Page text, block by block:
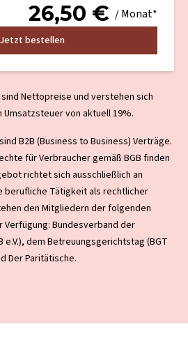
26,50 € / Monat*
Jetzt bestellen
Nettopreise und verstehen sich
von aktuell 19%.
B2B (Business to Business) Verträge.
für Verbraucher gemäß BGB finden
richtet sich ausschließlich an
berufliche Tätigkeit als rechtlicher
den Mitgliedern der folgenden
Bundesverband der
dem Betreuungsgerichtstag (BGT
Der Paritätische.